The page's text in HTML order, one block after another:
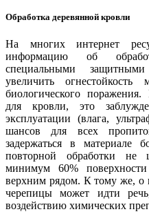
20 лет.
увеличивают
деревянной
Уникальность
сибирской
длительным
годами
прочность.
очень
Обработка деревянной кровли
На многих интернет
информацию об
специальными
увеличить
биологического
для кровли, это
эксплуатации (влага,
шансов для всех
задержаться в материале
повторной обработки не
минимум 60%
верхним рядом. К тому же, о
черепицы может идти
воздействию химических